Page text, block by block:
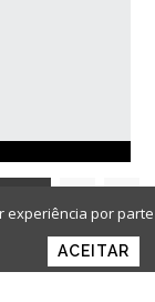
. por
ACEITAR